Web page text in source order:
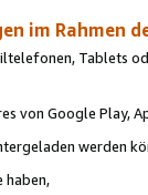
im Rahmen
Tablets
von Google Play,
werden
haben,